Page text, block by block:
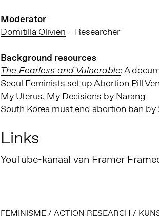
Moderator
Domitilla Olivieri – Researcher
Background resources
The Fearless and Vulnerable: A
Seoul Feminists set up Abortion Pill
My Uterus, My Decisions by Narang
South Korea must end abortion ban
Links
YouTube-kanaal van Framer
FEMINISME/ ACTION RESEARCH /